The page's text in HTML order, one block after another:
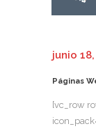
junio
Páginas
[vc_row